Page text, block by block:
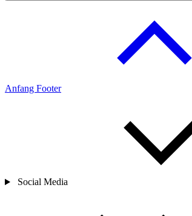
Anfang Footer
Social Media